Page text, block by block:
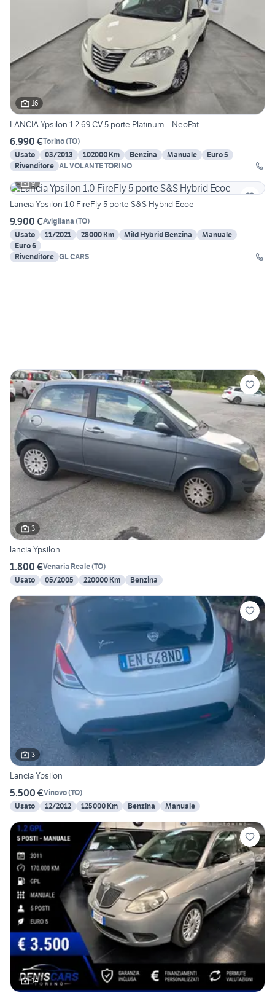
16
LANCIA Ypsilon 1.2 69 CV 5 porte Platinum – NeoPat
6.990 €Torino(TO)
Usato
03/2013 102000 Km Benzina Manuale
Euro 5
Rivenditore AL VOLANTE TORINO
9
Lancia Ypsilon 1.0 FireFly 5 porte S&S Hybrid Ecoc
9.900 €Avigliana (TO)
Usato
11/2021 28000 Km Mild Hybrid Benzina
Manuale
Euro 6
Rivenditore GL CARS
3
lancia Ypsilon
1.800 €Venaria Reale(TO)
Usato
05/2005 220000 Km Benzina
3
Lancia Ypsilon
5.500 €Vinovo(TO)
Usato
12/2012 125000 Km Benzina Manuale
14